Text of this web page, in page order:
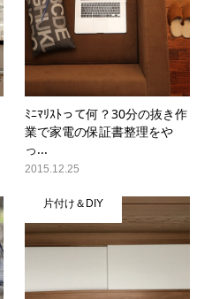
ﾐﾆﾏﾘｽﾄって何？30分の抜き作
業で家電の保証書整理をや
っ...
2015.12.25
片付け＆DIY